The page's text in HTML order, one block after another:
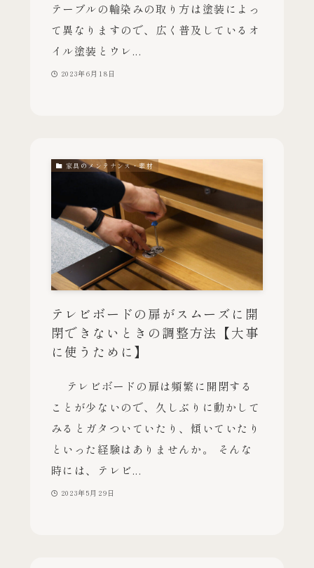
テーブルの輪染みの取り方は塗装によっ
て異なりますので、広く普及しているオ
イル塗装とウレ...
2023年6月18日
家具のメンテナンス・素材
テレビボードの扉がスムーズに開
閉できないときの調整方法【大事
に使うために】
テレビボードの扉は頻繁に開閉する
ことが少ないので、久しぶりに動かして
みるとガタついていたり、傾いていたり
といった経験はありませんか。 そんな
時には、テレビ...
2023年5月29日